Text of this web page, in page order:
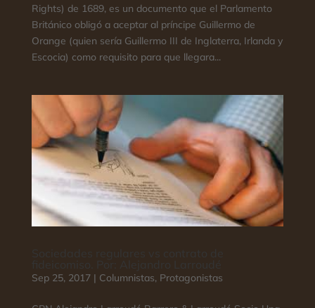
Rights) de 1689, es un documento que el Parlamento
Británico obligó a aceptar al príncipe Guillermo de
Orange (quien sería Guillermo III de Inglaterra, Irlanda y
Escocia) como requisito para que llegara...
Sep 25, 2017| Columnistas, Protagonistas